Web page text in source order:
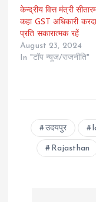
केन्द्रीय वित्त मंत्री
कहा GST अधिकारी
प्रति सकारात्मक रहें
August 23, 2024
In "टॉप न्यूज/राजनीति"
उदयपुर
Rajasthan